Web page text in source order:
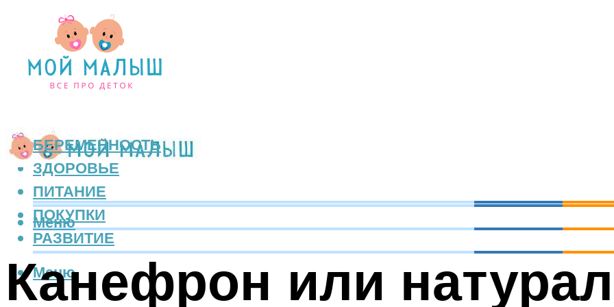
БЕРЕМЕННОСТЬ
ЗДОРОВЬЕ
ПИТАНИЕ
ПОКУПКИ
РАЗВИТИЕ
Меню
Меню
Канефрон или